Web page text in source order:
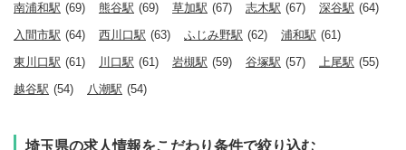
南浦和駅 (69) 熊谷駅 (69) 草加駅 (67) 志木駅 (67) 深谷駅 (64)
入間市駅 (64) 西川口駅 (63) ふじみ野駅 (62) 浦和駅 (61)
東川口駅 (61) 川口駅 (61) 岩槻駅 (59) 谷塚駅 (57) 上尾駅 (55)
越谷駅 (54) 八潮駅 (54)
埼玉県の求人情報をこだわり条件で絞り込む